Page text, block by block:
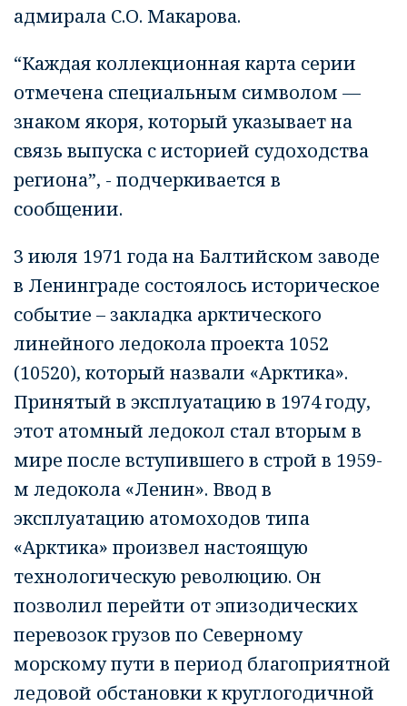
адмирала С.О. Макарова.
“Каждая коллекционная карта серии
отмечена специальным символом —
знаком якоря, который указывает на
связь выпуска с историей судоходства
региона”, - подчеркивается в
сообщении.
3 июля 1971 года на Балтийском заводе
в Ленинграде состоялось историческое
событие – закладка арктического
линейного ледокола проекта 1052
(10520), который назвали «Арктика».
Принятый в эксплуатацию в 1974 году,
этот атомный ледокол стал вторым в
мире после вступившего в строй в 1959-
м ледокола «Ленин». Ввод в
эксплуатацию атомоходов типа
«Арктика» произвел настоящую
технологическую революцию. Он
позволил перейти от эпизодических
перевозок грузов по Северному
морскому пути в период благоприятной
ледовой обстановки к круглогодичной